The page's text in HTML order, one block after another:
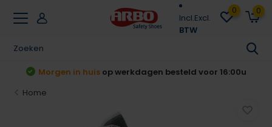
Incl.Excl.
BTW
0 0
Morgen in huis op werkdagen besteld voor 16:00u
Home